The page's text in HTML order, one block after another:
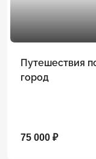
Путешествия
город
75 000 ₽